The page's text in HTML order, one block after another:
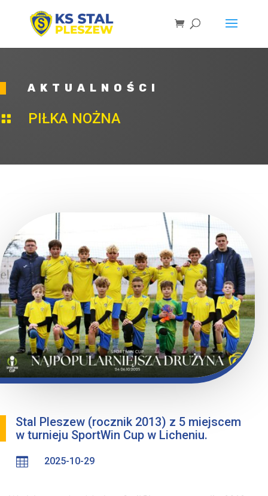
AKTUALNOŚCI
 PIŁKA NOŻNA
Stal Pleszew (rocznik 2013) z 5 miejscem
w turnieju SportWin Cup w Licheniu.
 2025-10-29